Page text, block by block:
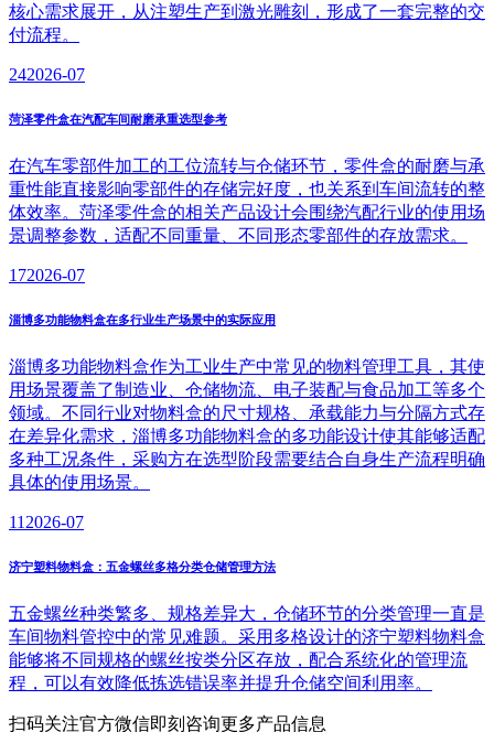
核心需求展开，从注塑生产到激光雕刻，形成了一套完整的交
付流程。
242026-07
菏泽零件盒在汽配车间耐磨承重选型参考
在汽车零部件加工的工位流转与仓储环节，零件盒的耐磨与承
重性能直接影响零部件的存储完好度，也关系到车间流转的整
体效率。菏泽零件盒的相关产品设计会围绕汽配行业的使用场
景调整参数，适配不同重量、不同形态零部件的存放需求。
172026-07
淄博多功能物料盒在多行业生产场景中的实际应用
淄博多功能物料盒作为工业生产中常见的物料管理工具，其使
用场景覆盖了制造业、仓储物流、电子装配与食品加工等多个
领域。不同行业对物料盒的尺寸规格、承载能力与分隔方式存
在差异化需求，淄博多功能物料盒的多功能设计使其能够适配
多种工况条件，采购方在选型阶段需要结合自身生产流程明确
具体的使用场景。
11 2026-07
济宁塑料物料盒：五金螺丝多格分类仓储管理方法
五金螺丝种类繁多、规格差异大，仓储环节的分类管理一直是
车间物料管控中的常见难题。采用多格设计的济宁塑料物料盒
能够将不同规格的螺丝按类分区存放，配合系统化的管理流
程，可以有效降低拣选错误率并提升仓储空间利用率。
扫码关注官方微信即刻咨询更多产品信息